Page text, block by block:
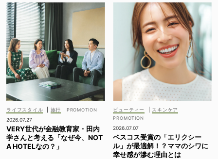
ライフスタイル
旅行
2026.07.27
VERY世代が金融教育家・田内
学さんと考える「なぜ今、NOT
A HOTELなの？」
ビューティー スキンケア
2026.07.07
ベスコス受賞の「エリクシー
ル」が最適解！？ママのシワに
幸せ感が滲む理由とは